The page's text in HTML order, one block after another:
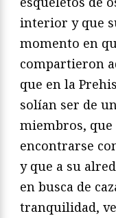
interior y que
momento en
compartieron
que en la
solían ser de
miembros, que
encontrarse
y que a su
en busca de
tranquilidad,